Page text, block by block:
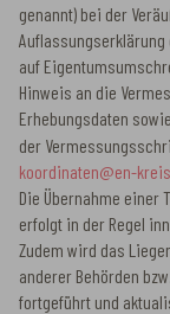
genannt) bei der
Auflassungserklärung
auf
Hinweis an die
Erhebungsdaten
der
koordinaten@en-
Die Übernahme
erfolgt in der Regel
Zudem wird das
anderer Behörden
fortgeführt und